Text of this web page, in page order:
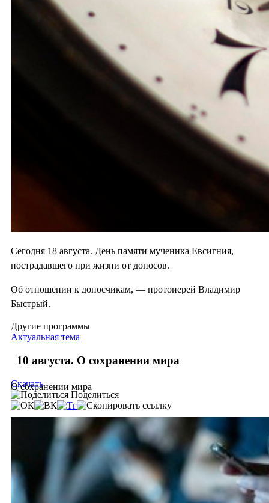
Сегодня 18 августа. День памяти мученика Евсигния,
пострадавшего при жизни от доносов.
Об отношении к доносчикам, — протоиерей Владимир
Быстрый.
Другие программы
Актуальная тема
10 августа. О сохранении мира
О сохранении мира
Скачать
Поделиться